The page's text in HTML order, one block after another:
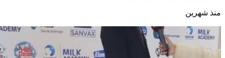
منذ شهرين